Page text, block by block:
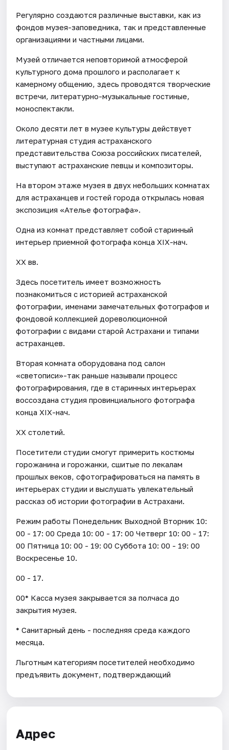
Регулярно создаются различные выставки, как из
фондов музея-заповедника, так и представленные
организациями и частными лицами.
Музей отличается неповторимой атмосферой
культурного дома прошлого и располагает к
камерному общению, здесь проводятся творческие
встречи, литературно-музыкальные гостиные,
моноспектакли.
Около десяти лет в музее культуры действует
литературная студия астраханского
представительства Союза российских писателей,
выступают астраханские певцы и композиторы.
На втором этаже музея в двух небольших комнатах
для астраханцев и гостей города открылась новая
экспозиция «Ателье фотографа».
Одна из комнат представляет собой старинный
интерьер приемной фотографа конца XIX-нач.
XX вв.
Здесь посетитель имеет возможность
познакомиться с историей астраханской
фотографии, именами замечательных фотографов и
фондовой коллекцией дореволюционной
фотографии с видами старой Астрахани и типами
астраханцев.
Вторая комната оборудована под салон
«светописи»-так раньше называли процесс
фотографирования, где в старинных интерьерах
воссоздана студия провинциального фотографа
конца XIX-нач.
XX столетий.
Посетители студии смогут примерить костюмы
горожанина и горожанки, сшитые по лекалам
прошлых веков, сфотографироваться на память в
интерьерах студии и выслушать увлекательный
рассказ об истории фотографии в Астрахани.
Режим работы Понедельник Выходной Вторник 10:
00 - 17: 00 Среда 10: 00 - 17: 00 Четверг 10: 00 - 17:
00 Пятница 10: 00 - 19: 00 Суббота 10: 00 - 19: 00
Воскресенье 10.
00 - 17.
00* Касса музея закрывается за полчаса до
закрытия музея.
* Санитарный день - последняя среда каждого
месяца.
Льготным категориям посетителей необходимо
предъявить документ, подтверждающий
Адрес